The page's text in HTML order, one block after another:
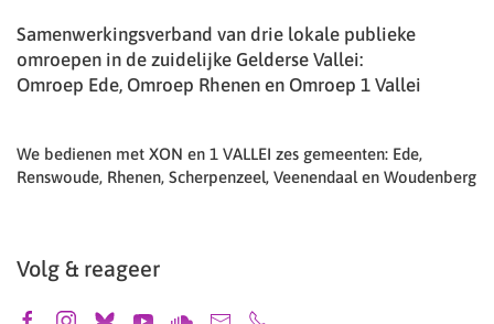
Samenwerkingsverband van drie lokale publieke
omroepen in de zuidelijke Gelderse Vallei:
Omroep Ede, Omroep Rhenen en Omroep 1 Vallei
We bedienen met XON en 1 VALLEI zes gemeenten: Ede,
Renswoude, Rhenen, Scherpenzeel, Veenendaal en Woudenberg
Volg & reageer